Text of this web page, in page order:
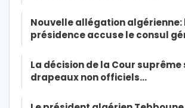
Nouvelle allégation algérienne:
présidence accuse le consul
La décision de la Cour suprême
drapeaux non officiels…